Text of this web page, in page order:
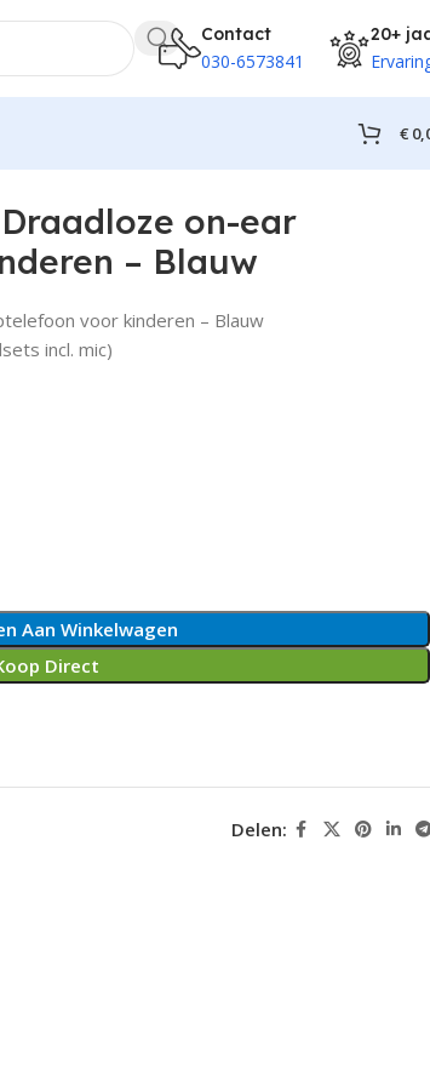
Contact
030-6573841
20+
€
on-ear
– Blauw
voor kinderen – Blauw
incl. mic)
Aan Winkelwagen
Direct
Delen: